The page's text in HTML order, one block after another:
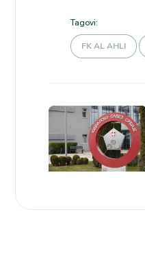
Tagovi:
FK AL AHLI
Kretanje
članka